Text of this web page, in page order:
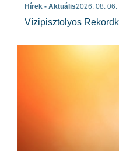
Hírek - Aktuális2026. 08. 06.
Vízipisztolyos